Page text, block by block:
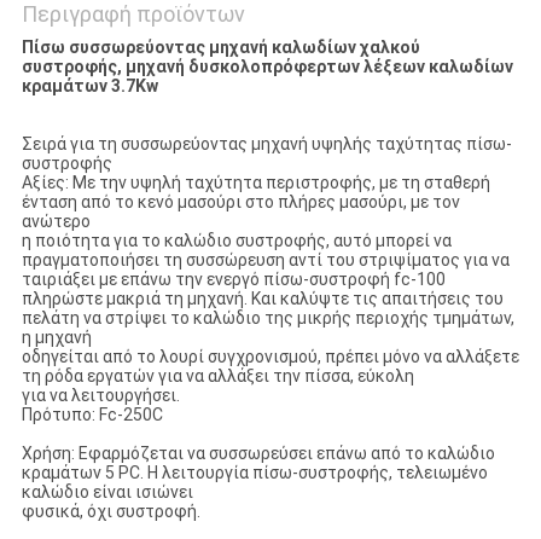
Περιγραφή προϊόντων
Πίσω συσσωρεύοντας μηχανή καλωδίων χαλκού
συστροφής, μηχανή δυσκολοπρόφερτων λέξεων καλωδίων
κραμάτων 3.7Kw
Σειρά για τη συσσωρεύοντας μηχανή υψηλής ταχύτητας πίσω-
συστροφής
Αξίες: Με την υψηλή ταχύτητα περιστροφής, με τη σταθερή
ένταση από το κενό μασούρι στο πλήρες μασούρι, με τον
ανώτερο
η ποιότητα για το καλώδιο συστροφής, αυτό μπορεί να
πραγματοποιήσει τη συσσώρευση αντί του στριψίματος για να
ταιριάξει με επάνω την ενεργό πίσω-συστροφή fc-100
πληρώστε μακριά τη μηχανή. Και καλύψτε τις απαιτήσεις του
πελάτη να στρίψει το καλώδιο της μικρής περιοχής τμημάτων,
η μηχανή
οδηγείται από το λουρί συγχρονισμού, πρέπει μόνο να αλλάξετε
τη ρόδα εργατών για να αλλάξει την πίσσα, εύκολη
για να λειτουργήσει.
Πρότυπο: Fc-250C
Χρήση: Εφαρμόζεται να συσσωρεύσει επάνω από το καλώδιο
κραμάτων 5 PC. Η λειτουργία πίσω-συστροφής, τελειωμένο
καλώδιο είναι ισιώνει
φυσικά, όχι συστροφή.